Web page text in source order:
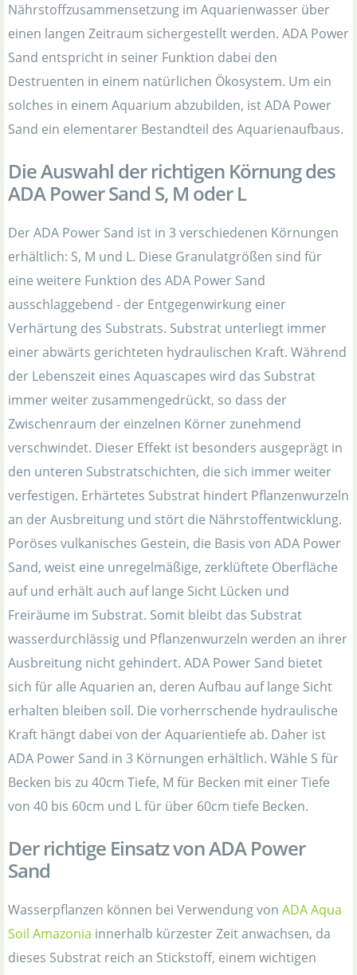
Nährstoffzusammensetzung im Aquarienwasser über
einen langen Zeitraum sichergestellt werden. ADA Power
Sand entspricht in seiner Funktion dabei den
Destruenten in einem natürlichen Ökosystem. Um ein
solches in einem Aquarium abzubilden, ist ADA Power
Sand ein elementarer Bestandteil des Aquarienaufbaus.
Die Auswahl der richtigen Körnung des
ADA Power Sand S, M oder L
Der ADA Power Sand ist in 3 verschiedenen Körnungen
erhältlich: S, M und L. Diese Granulatgrößen sind für
eine weitere Funktion des ADA Power Sand
ausschlaggebend - der Entgegenwirkung einer
Verhärtung des Substrats. Substrat unterliegt immer
einer abwärts gerichteten hydraulischen Kraft. Während
der Lebenszeit eines Aquascapes wird das Substrat
immer weiter zusammengedrückt, so dass der
Zwischenraum der einzelnen Körner zunehmend
verschwindet. Dieser Effekt ist besonders ausgeprägt in
den unteren Substratschichten, die sich immer weiter
verfestigen. Erhärtetes Substrat hindert Pflanzenwurzeln
an der Ausbreitung und stört die Nährstoffentwicklung.
Poröses vulkanisches Gestein, die Basis von ADA Power
Sand, weist eine unregelmäßige, zerklüftete Oberfläche
auf und erhält auch auf lange Sicht Lücken und
Freiräume im Substrat. Somit bleibt das Substrat
wasserdurchlässig und Pflanzenwurzeln werden an ihrer
Ausbreitung nicht gehindert. ADA Power Sand bietet
sich für alle Aquarien an, deren Aufbau auf lange Sicht
erhalten bleiben soll. Die vorherrschende hydraulische
Kraft hängt dabei von der Aquarientiefe ab. Daher ist
ADA Power Sand in 3 Körnungen erhältlich. Wähle S für
Becken bis zu 40cm Tiefe, M für Becken mit einer Tiefe
von 40 bis 60cm und L für über 60cm tiefe Becken.
Der richtige Einsatz von ADA Power
Sand
Wasserpflanzen können bei Verwendung von ADA Aqua
Soil Amazonia innerhalb kürzester Zeit anwachsen, da
dieses Substrat reich an Stickstoff, einem wichtigen